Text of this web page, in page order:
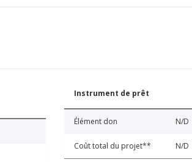
Instrument de prêt
Élément don N/D
Coût total du projet** N/D